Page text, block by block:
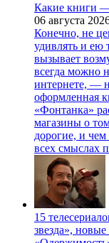
Какие книги —
06 августа
Конечно, не
удивлять и ею
вызывает
всегда можно
интернете, —
оформленная
«Фонтанка»
магазины о
дорогие, и
всех смыслах
15
звезда»,